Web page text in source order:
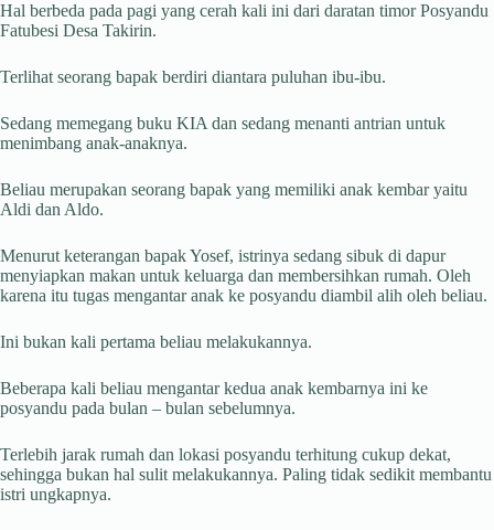
Hal berbeda pada pagi yang cerah kali ini dari daratan timor Posyandu
Fatubesi Desa Takirin.
Terlihat seorang bapak berdiri diantara puluhan ibu-ibu.
Sedang memegang buku KIA dan sedang menanti antrian untuk
menimbang anak-anaknya.
Beliau merupakan seorang bapak yang memiliki anak kembar yaitu
Aldi dan Aldo.
Menurut keterangan bapak Yosef, istrinya sedang sibuk di dapur
menyiapkan makan untuk keluarga dan membersihkan rumah. Oleh
karena itu tugas mengantar anak ke posyandu diambil alih oleh beliau.
Ini bukan kali pertama beliau melakukannya.
Beberapa kali beliau mengantar kedua anak kembarnya ini ke
posyandu pada bulan – bulan sebelumnya.
Terlebih jarak rumah dan lokasi posyandu terhitung cukup dekat,
sehingga bukan hal sulit melakukannya. Paling tidak sedikit membantu
istri ungkapnya.